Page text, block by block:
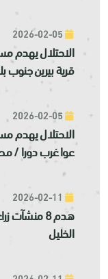
الاحتلال يهدم
قرية بيرين
الاحتلال يهدم
عوا غرب دورا /
هدم 8
الخليل